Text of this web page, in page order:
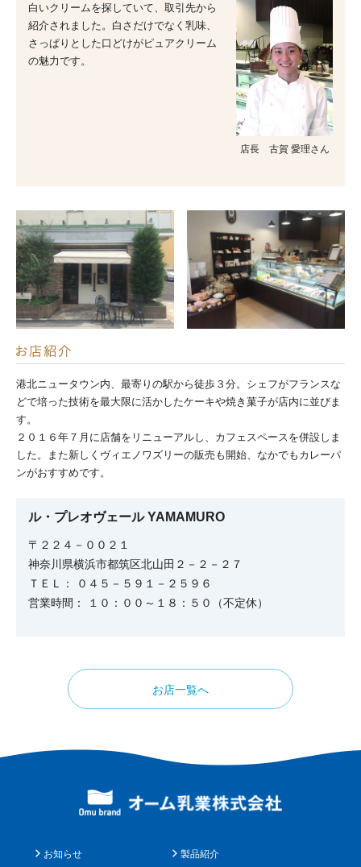
店長 古賀 愛理さん
白いクリームを探していて、取引先から
紹介されました。白さだけでなく乳味、
さっぱりとした口どけがピュアクリーム
の魅力です。
港北ニュータウン内、最寄りの駅から徒歩３分。シェフがフランスな
どで培った技術を最大限に活かしたケーキや焼き菓子が店内に並びま
す。
２０１６年７月に店舗をリニューアルし、カフェスペースを併設しま
した。また新しくヴィエノワズリーの販売も開始、なかでもカレーパ
ンがおすすめです。
ル・プレオヴェール YAMAMURO
〒２２４－００２１
神奈川県横浜市都筑区北山田２－２－２７
ＴＥＬ： ０４５－５９１－２５９６
営業時間： １０：００～１８：５０（不定休）
お店一覧へ
お知らせ 製品紹介